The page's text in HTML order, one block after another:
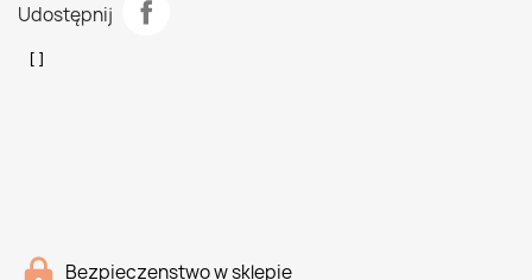
Udostępnij
Bezpieczenstwo w sklepie